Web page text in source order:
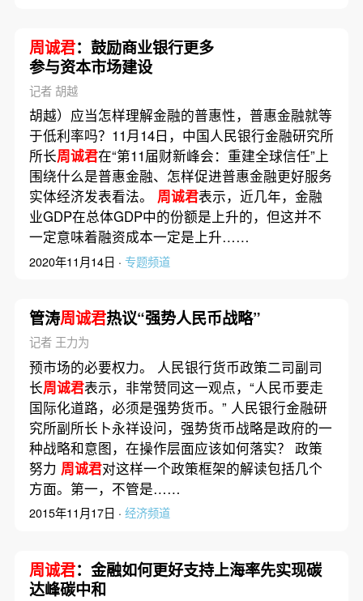
周诚君：鼓励商业银行更多
参与资本市场建设
记者 胡越
胡越）应当怎样理解金融的普惠性，普惠金融就等
于低利率吗？11月14日，中国人民银行金融研究所
所长周诚君在“第11届财新峰会：重建全球信任”上
围绕什么是普惠金融、怎样促进普惠金融更好服务
实体经济发表看法。 周诚君表示，近几年，金融
业GDP在总体GDP中的份额是上升的，但这并不
一定意味着融资成本一定是上升……
2020年11月14日 · 专题频道
管涛周诚君热议“强势人民币战略”
记者 王力为
预市场的必要权力。 人民银行货币政策二司副司
长周诚君表示，非常赞同这一观点，“人民币要走
国际化道路，必须是强势货币。” 人民银行金融研
究所副所长卜永祥设问，强势货币战略是政府的一
种战略和意图，在操作层面应该如何落实？ 政策
努力 周诚君对这样一个政策框架的解读包括几个
方面。第一，不管是……
2015年11月17日 · 经济频道
周诚君：金融如何更好支持上海率先实现碳
达峰碳中和